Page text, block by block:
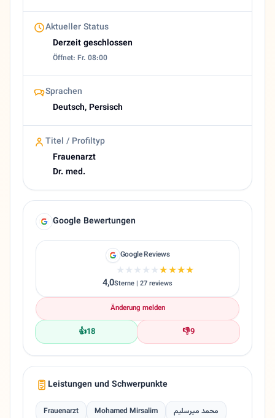
Aktueller Status
Derzeit geschlossen
Öffnet: Fr. 08:00
Sprachen
Deutsch, Persisch
Titel / Profiltyp
Frauenarzt
Dr. med.
Google Bewertungen
Google Reviews
★★★★★★★★★★
4,0Sterne | 27 reviews
Änderung melden
👍18 👎9
Leistungen und Schwerpunkte
Frauenarzt Mohamed Mirsalim
محمد میرسلیم